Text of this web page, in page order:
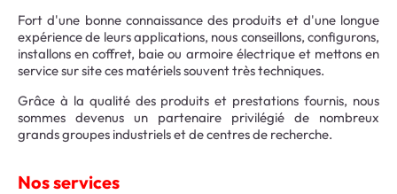
Fort d'une bonne connaissance des produits et d'une longue
expérience de leurs applications, nous conseillons, configurons,
installons en coffret, baie ou armoire électrique et mettons en
service sur site ces matériels souvent très techniques.
Grâce à la qualité des produits et prestations fournis, nous
sommes devenus un partenaire privilégié de nombreux
grands groupes industriels et de centres de recherche.
Nos services